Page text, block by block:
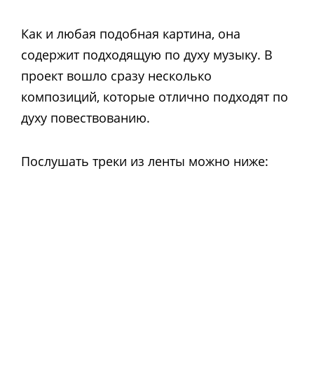
Как и любая подобная картина, она
содержит подходящую по духу музыку. В
проект вошло сразу несколько
композиций, которые отлично подходят по
духу повествованию.
Послушать треки из ленты можно ниже: